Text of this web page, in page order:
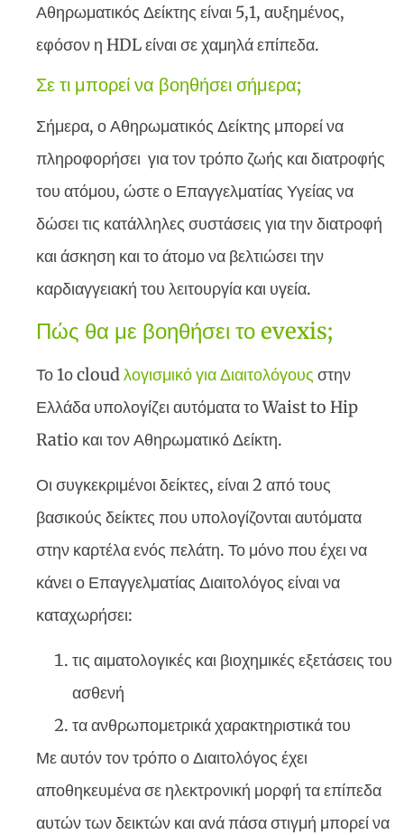
Αθηρωματικός Δείκτης είναι 5,1, αυξημένος,
εφόσον η HDL είναι σε χαμηλά επίπεδα.
Σε τι μπορεί να βοηθήσει σήμερα;
Σήμερα, ο Αθηρωματικός Δείκτης μπορεί να
πληροφορήσει για τον τρόπο ζωής και διατροφής
του ατόμου, ώστε ο Επαγγελματίας Υγείας να
δώσει τις κατάλληλες συστάσεις για την διατροφή
και άσκηση και το άτομο να βελτιώσει την
καρδιαγγειακή του λειτουργία και υγεία.
Πώς θα με βοηθήσει το evexis;
Το 1ο cloud λογισμικό για Διαιτολόγους στην
Ελλάδα υπολογίζει αυτόματα το Waist to Hip
Ratio και τον Αθηρωματικό Δείκτη.
Οι συγκεκριμένοι δείκτες, είναι 2 από τους
βασικούς δείκτες που υπολογίζονται αυτόματα
στην καρτέλα ενός πελάτη. Το μόνο που έχει να
κάνει ο Επαγγελματίας Διαιτολόγος είναι να
καταχωρήσει:
τις αιματολογικές και βιοχημικές εξετάσεις του
ασθενή
τα ανθρωπομετρικά χαρακτηριστικά του
Με αυτόν τον τρόπο ο Διαιτολόγος έχει
αποθηκευμένα σε ηλεκτρονική μορφή τα επίπεδα
αυτών των δεικτών και ανά πάσα στιγμή μπορεί να